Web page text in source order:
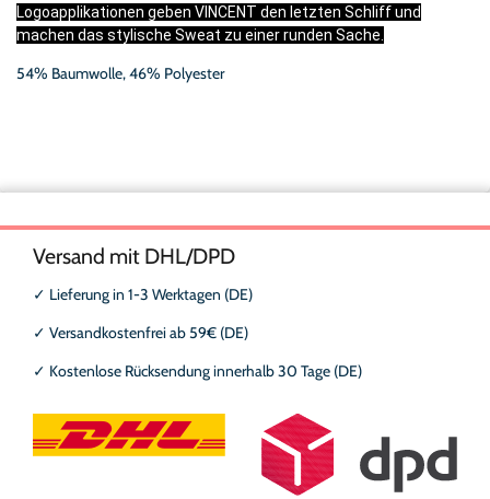
Logoapplikationen geben VINCENT den letzten Schliff und
machen das stylische Sweat zu einer runden Sache.
54% Baumwolle, 46% Polyester
Versand mit DHL/DPD
✓ Lieferung in 1-3 Werktagen (DE)
✓ Versandkostenfrei ab 59€ (DE)
✓ Kostenlose Rücksendung innerhalb 30 Tage (DE)